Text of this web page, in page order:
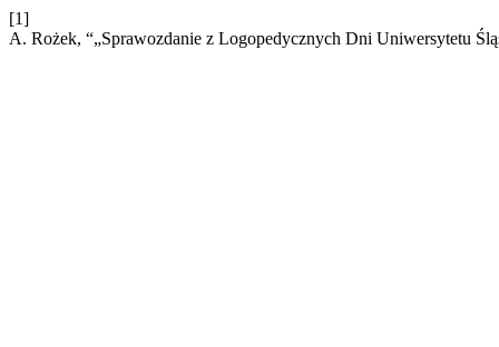
[1]
A. Rożek, “„Sprawozdanie z Logopedycznych Dni Uniwersytetu